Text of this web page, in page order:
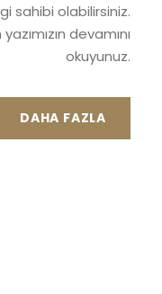
sahibi olabilirsiniz.
devamını
okuyunuz.
DAHA FAZLA